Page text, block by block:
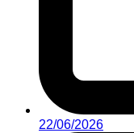
22/06/2026